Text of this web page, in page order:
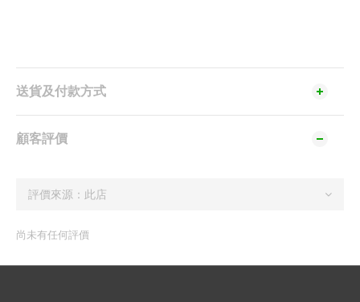
送貨及付款方式
顧客評價
尚未有任何評價